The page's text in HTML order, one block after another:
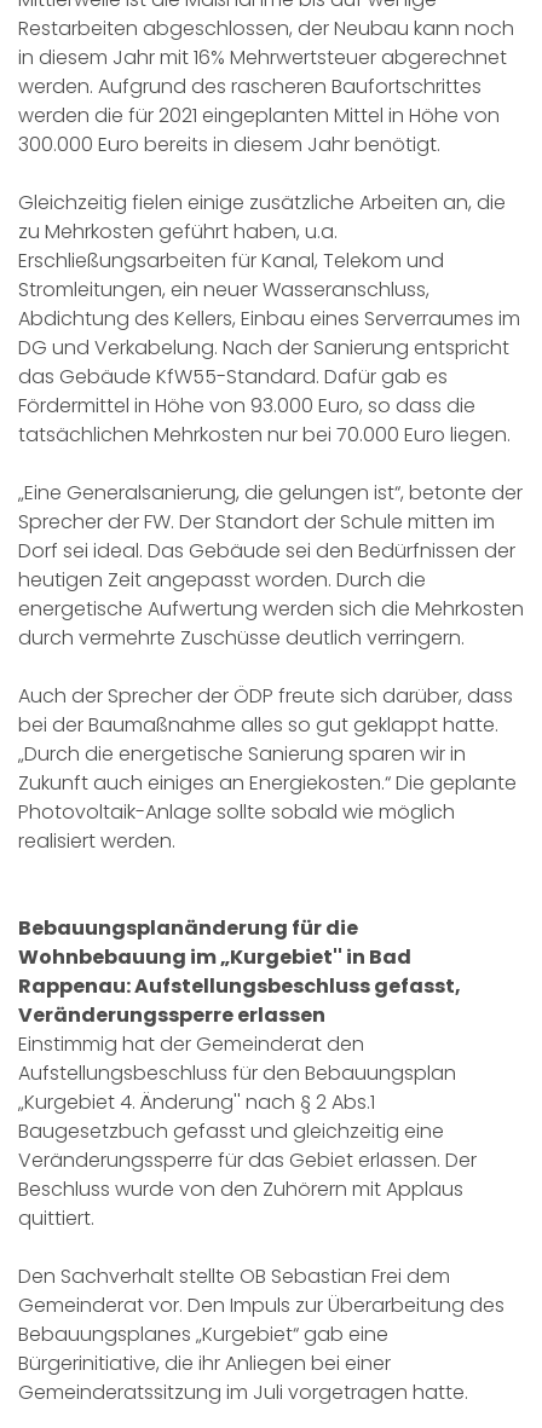
Restarbeiten abgeschlossen, der Neubau kann noch
in diesem Jahr mit 16% Mehrwertsteuer abgerechnet
werden. Aufgrund des rascheren Baufortschrittes
werden die für 2021 eingeplanten Mittel in Höhe von
300.000 Euro bereits in diesem Jahr benötigt.
Gleichzeitig fielen einige zusätzliche Arbeiten an, die
zu Mehrkosten geführt haben, u.a.
Erschließungsarbeiten für Kanal, Telekom und
Stromleitungen, ein neuer Wasseranschluss,
Abdichtung des Kellers, Einbau eines Serverraumes im
DG und Verkabelung. Nach der Sanierung entspricht
das Gebäude KfW55-Standard. Dafür gab es
Fördermittel in Höhe von 93.000 Euro, so dass die
tatsächlichen Mehrkosten nur bei 70.000 Euro liegen.
„Eine Generalsanierung, die gelungen ist“, betonte der
Sprecher der FW. Der Standort der Schule mitten im
Dorf sei ideal. Das Gebäude sei den Bedürfnissen der
heutigen Zeit angepasst worden. Durch die
energetische Aufwertung werden sich die Mehrkosten
durch vermehrte Zuschüsse deutlich verringern.
Auch der Sprecher der ÖDP freute sich darüber, dass
bei der Baumaßnahme alles so gut geklappt hatte.
„Durch die energetische Sanierung sparen wir in
Zukunft auch einiges an Energiekosten.“ Die geplante
Photovoltaik-Anlage sollte sobald wie möglich
realisiert werden.
Bebauungsplanänderung für die
Wohnbebauung im „Kurgebiet'' in Bad
Rappenau: Aufstellungsbeschluss gefasst,
Veränderungssperre erlassen
Einstimmig hat der Gemeinderat den
Aufstellungsbeschluss für den Bebauungsplan
„Kurgebiet 4. Änderung'' nach § 2 Abs.1
Baugesetzbuch gefasst und gleichzeitig eine
Veränderungssperre für das Gebiet erlassen. Der
Beschluss wurde von den Zuhörern mit Applaus
quittiert.
Den Sachverhalt stellte OB Sebastian Frei dem
Gemeinderat vor. Den Impuls zur Überarbeitung des
Bebauungsplanes „Kurgebiet“ gab eine
Bürgerinitiative, die ihr Anliegen bei einer
Gemeinderatssitzung im Juli vorgetragen hatte.